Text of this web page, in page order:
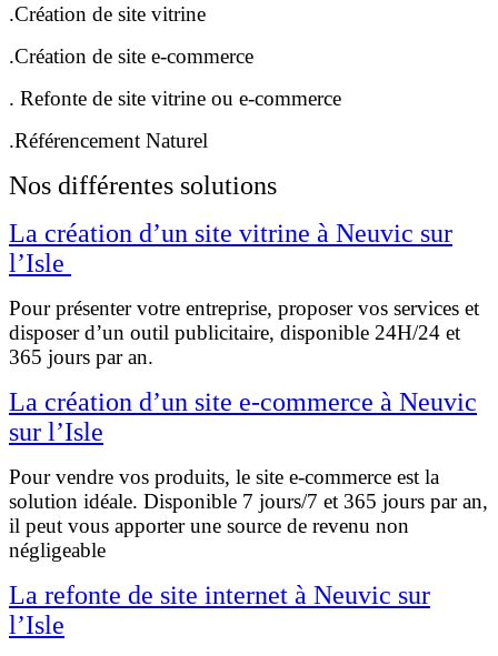
.Création de site vitrine
.Création de site e-commerce
. Refonte de site vitrine ou e-commerce
.Référencement Naturel
Nos différentes solutions
La création d’un site vitrine à Neuvic sur
l’Isle
Pour présenter votre entreprise, proposer vos services et
disposer d’un outil publicitaire, disponible 24H/24 et
365 jours par an.
La création d’un site e-commerce à Neuvic
sur l’Isle
Pour vendre vos produits, le site e-commerce est la
solution idéale. Disponible 7 jours/7 et 365 jours par an,
il peut vous apporter une source de revenu non
négligeable
La refonte de site internet à Neuvic sur
l’Isle